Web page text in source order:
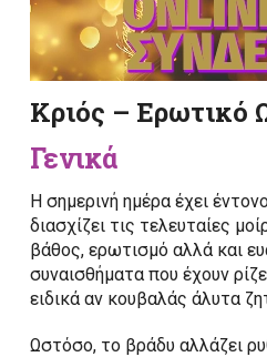
Κριός – Ερωτικό
Γενικά
Η σημερινή ημέρα έχει
διασχίζει τις τελευταίες
βάθος, ερωτισμό αλλά και
συναισθήματα που έχουν
ειδικά αν κουβαλάς άλυτα
Ωστόσο, το βράδυ αλλάζει